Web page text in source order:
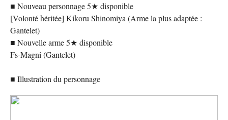
■ Nouveau personnage 5★ disponible
[Volonté héritée] Kikoru Shinomiya (Arme la plus adaptée :
Gantelet)
■ Nouvelle arme 5★ disponible
Fs-Magni (Gantelet)
■ Illustration du personnage